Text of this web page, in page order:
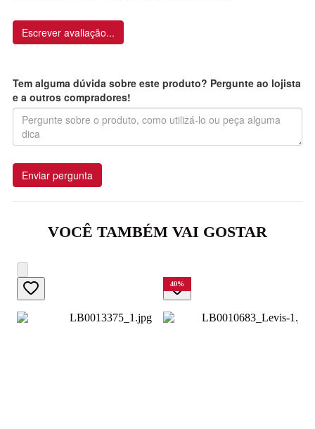
Escrever avaliação...
Tem alguma dúvida sobre este produto? Pergunte ao lojista
e a outros compradores!
Enviar pergunta
VOCÊ TAMBÉM VAI GOSTAR
40%